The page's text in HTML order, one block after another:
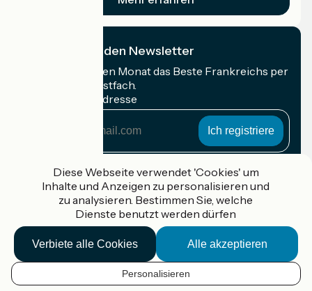
DE
Ich abonniere den Newsletter
Erhalten Sie jeden Monat das Beste Frankreichs per
Rad in Ihrem Postfach.
Meine E-Mail-Adresse
Adresse
Gefördert im Rahmen von Destination France
Accueil Vélo Pro
Kontakt
Rechtliche Informationen
Diese Webseite verwendet 'Cookies' um
Inhalte und Anzeigen zu personalisieren und
zu analysieren. Bestimmen Sie, welche
Dienste benutzt werden dürfen
Alle akzeptieren
Verbiete alle Cookies
Personalisieren